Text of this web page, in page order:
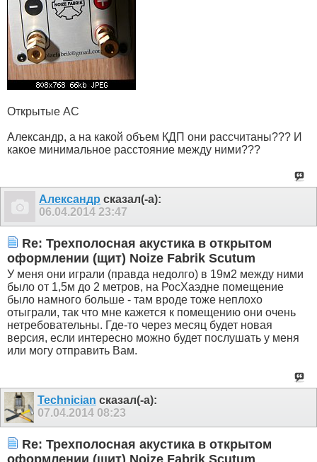
Открытые АС
Александр, а на какой объем КДП они рассчитаны??? И
какое минимальное расстояние между ними???
Александр сказал(-а):
06.04.2014 23:47
Re: Трехполосная акустика в открытом
оформлении (щит) Noize Fabrik Scutum
У меня они играли (правда недолго) в 19м2 между ними
было от 1,5м до 2 метров, на РосХаэдне помещение
было намного больше - там вроде тоже неплохо
отыграли, так что мне кажется к помещению они очень
нетребовательны. Где-то через месяц будет новая
версия, если интересно можно будет послушать у меня
или могу отправить Вам.
Technician сказал(-а):
07.04.2014 08:23
Re: Трехполосная акустика в открытом
оформлении (щит) Noize Fabrik Scutum